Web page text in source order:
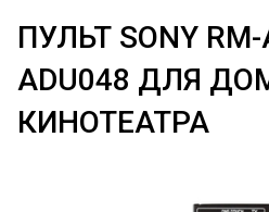
ПУЛЬТ SONY
ADU048 ДЛЯ
КИНОТЕАТРА